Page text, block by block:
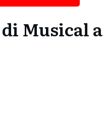
Musical a